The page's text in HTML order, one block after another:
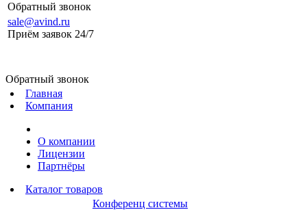
Обратный звонок
sale@avind.ru
Приём заявок 24/7
Обратный звонок
Главная
Компания
О компании
Лицензии
Партнёры
Каталог товаров
Конференц системы